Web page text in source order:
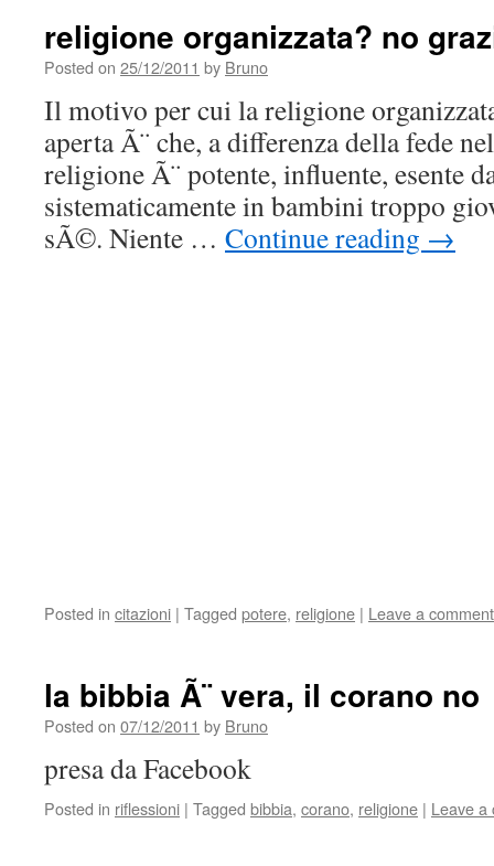
religione organizzata? no
Posted on 25/12/2011 by Bruno
Il motivo per cui la religione
aperta Ã¨ che, a differenza della fede
religione Ã¨ potente, influente, esente
sistematicamente in bambini troppo
sÃ©. Niente … Continue reading →
Posted in citazioni | Tagged potere, religione | Leave a comment
la bibbia Ã¨ vera, il corano no
Posted on 07/12/2011 by Bruno
presa da Facebook
Posted in riflessioni | Tagged bibbia, corano, religione | Leave a